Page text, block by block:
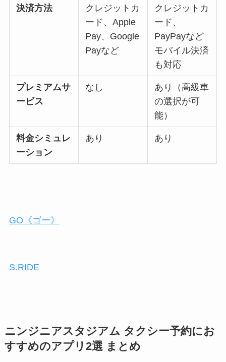
決済方法
クレジットカ
ード、Apple
Pay、Google
Payなど
クレジットカ
ード、
PayPayなど
モバイル決済
も対応
プレミアムサ
ービス
なし
あり（高級車
の選択が可
能）
料金シミュレ
ーション
あり あり
GO《ゴー》
S.RIDE
ニンジニアスタジアム タクシー予約にお
すすめのアプリ2選 まとめ